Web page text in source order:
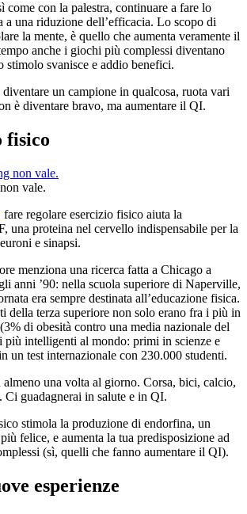
come con la palestra, continuare a fare lo
a una riduzione dell’efficacia. Lo scopo di
la mente, è quello che aumenta veramente il
anche i giochi più complessi diventano
stimolo svanisce e addio benefici.
un campione in qualcosa, ruota vari
è diventare bravo, ma aumentare il QI.
fisico
vale.
fare regolare esercizio fisico aiuta la
una proteina nel cervello indispensabile per la
e sinapsi.
menziona una ricerca fatta a Chicago a
anni ’90: nella scuola superiore di Naperville,
era sempre destinata all’educazione fisica.
della terza superiore non solo erano fra i più in
di obesità contro una media nazionale del
più intelligenti al mondo: primi in scienze e
un test internazionale con 230.000 studenti.
una volta al giorno. Corsa, bici, calcio,
Ci guadagnerai in salute e in QI.
stimola la produzione di endorfina, un
felice, e aumenta la tua predisposizione ad
(sì, quelli che fanno aumentare il QI).
esperienze